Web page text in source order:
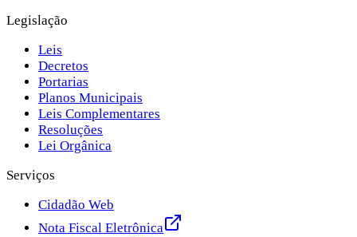
Legislação
Leis
Decretos
Portarias
Planos Municipais
Leis Complementares
Resoluções
Lei Orgânica
Serviços
Cidadão Web
Nota Fiscal Eletrônica